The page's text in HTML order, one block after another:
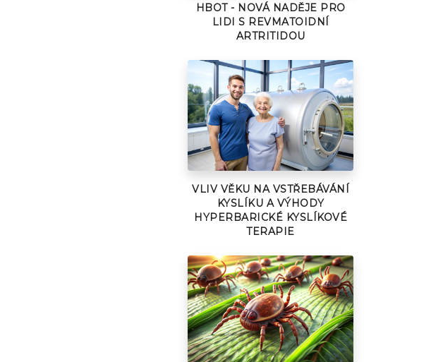
HBOT - NOVÁ NADĚJE PRO
LIDI S REVMATOIDNÍ
ARTRITIDOU
VLIV VĚKU NA VSTŘEBÁVÁNÍ
KYSLÍKU A VÝHODY
HYPERBARICKÉ KYSLÍKOVÉ
TERAPIE